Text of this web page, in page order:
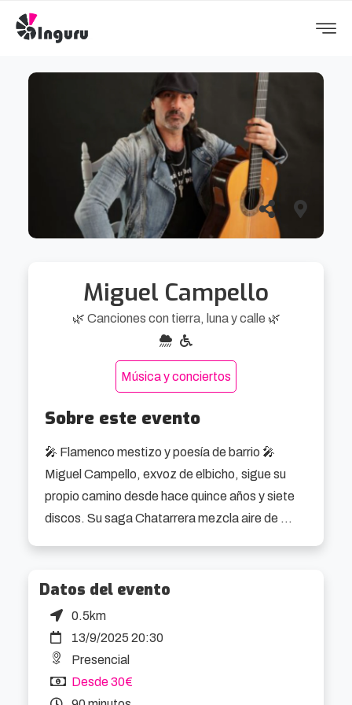
Miguel Campello
🌿 Canciones con tierra, luna y calle 🌿
Música y conciertos
Sobre este evento
🎤 Flamenco mestizo y poesía de barrio 🎤
Miguel Campello, exvoz de elbicho, sigue su
propio camino desde hace quince años y siete
discos. Su saga Chatarrera mezcla aire de
Su directo es un viaje que une rumba, rock,
flamenco y una energía visceral que lo hace
único sobre el escenario. No es solo un
canta con la misma fuerza con la que vive.
Datos del evento
0.5km
13/9/2025 20:30
Presencial
Desde 30€